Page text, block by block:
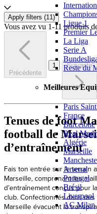
Ligue 1
Premier
La Liga
Serie A
Reste du
Meilleures
Paris
France
Barcelone
Real
Algérie
Marseille
Arsenal
Portugal
Brésil
Liverpool
AC Milan
Apply filters (11)
Vous avez vu 1-11 produits
Précédente
1 Suivante
Tenues de foot
football de
d’entraînement
Fais ton entrée sur le terrain
Marseille, comprenant les
d’entraînement conçus pour
club. Confectionnés dans
Marseille évacuent la